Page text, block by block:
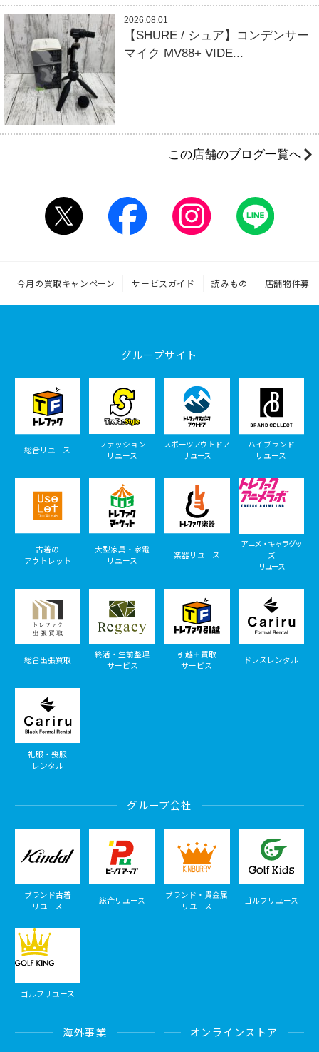
2026.08.01
【SHURE / シュア】コンデンサー
マイク MV88+ VIDE...
この店舗のブログ一覧へ
今月の買取キャンペーン サービスガイド 読みもの 店舗物件募集
グループサイト
総合リユース
ファッション
リユース
スポーツアウトドア
リユース
ハイブランド
リユース
古着の
アウトレット
大型家具・家電
リユース
楽器リユース
アニメ・キャラグッ
ズ
リユース
総合出張買取
終活・生前整理
サービス
引越＋買取
サービス
ドレスレンタル
礼服・喪服
レンタル
グループ会社
ブランド古着
リユース
総合リユース
ブランド・貴金属
リユース
ゴルフリユース
ゴルフリユース
海外事業 オンラインストア